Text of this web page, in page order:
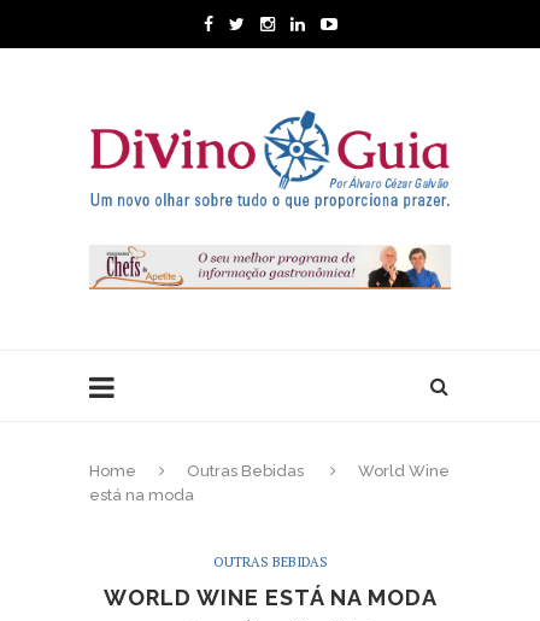
Home Outras Bebidas
World Wine
está na moda
OUTRAS BEBIDAS
WORLD WINE ESTÁ NA MODA